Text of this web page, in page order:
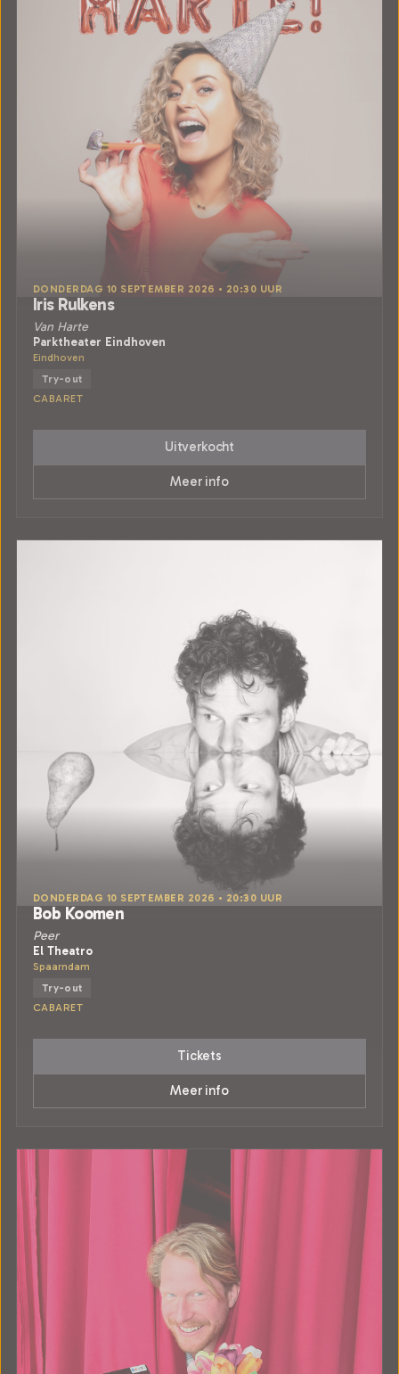
DONDERDAG 10 SEPTEMBER 2026 • 20:30 UUR
Iris Rulkens
Van Harte
Parktheater Eindhoven
Eindhoven
Try-out
CABARET
Uitverkocht
Meer info
DONDERDAG 10 SEPTEMBER 2026 • 20:30 UUR
Bob Koomen
Peer
El Theatro
Spaarndam
Try-out
CABARET
Tickets
Meer info